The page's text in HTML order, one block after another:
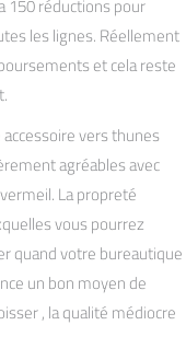
150 réductions pour
les lignes. Réellement
et cela reste
vers thunes
agréables avec
La propreté
vous pourrez
quand votre bureautique
un bon moyen de
, la qualité médiocre